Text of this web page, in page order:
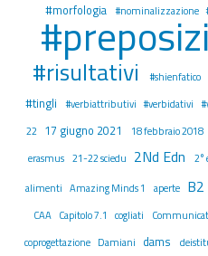
#morfologia #nominalizzazione
#risultativi #shienfatico
#tingli
#verbiattributivi #verbidativi
22 17 giugno 2021 18 febbraio 2018
erasmus 21-22 sciedu 2Nd Edn 2°
alimenti Amazing Minds 1 aperte B2
CAA Capitolo 7.1 cogliati
coprogettazione Damiani dams